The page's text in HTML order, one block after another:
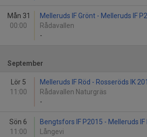
Mån 31
00:00
Melleruds IF Grönt - Melleruds IF
Rådavallen
-
September
Lör 5
11:00
Melleruds IF Röd - Rosseröds IK
Rådavallen Naturgräs
-
Sön 6
11:00
Bengtsfors IF P2015 - Melleruds
Långevi